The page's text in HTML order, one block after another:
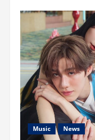
Music News